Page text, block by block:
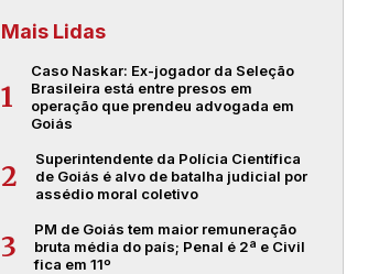
Mais Lidas
1
Caso Naskar: Ex-jogador da Seleção
Brasileira está entre presos em
operação que prendeu advogada em
Goiás
2
Superintendente da Polícia Científica
de Goiás é alvo de batalha judicial por
assédio moral coletivo
3
PM de Goiás tem maior remuneração
bruta média do país; Penal é 2ª e Civil
fica em 11º